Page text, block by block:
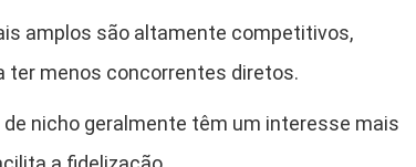
amplos são altamente competitivos,
ter menos concorrentes diretos.
de nicho geralmente têm um interesse mais